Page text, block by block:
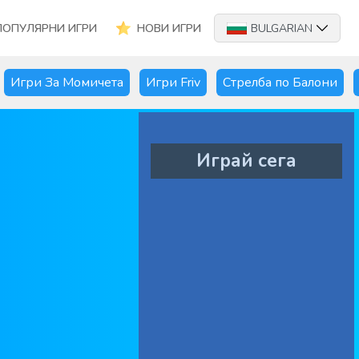
ИГРИ НОВИ ИГРИ BULGARIAN
Игри За Момичета Игри Friv Стрелба по Балони
Играй сега